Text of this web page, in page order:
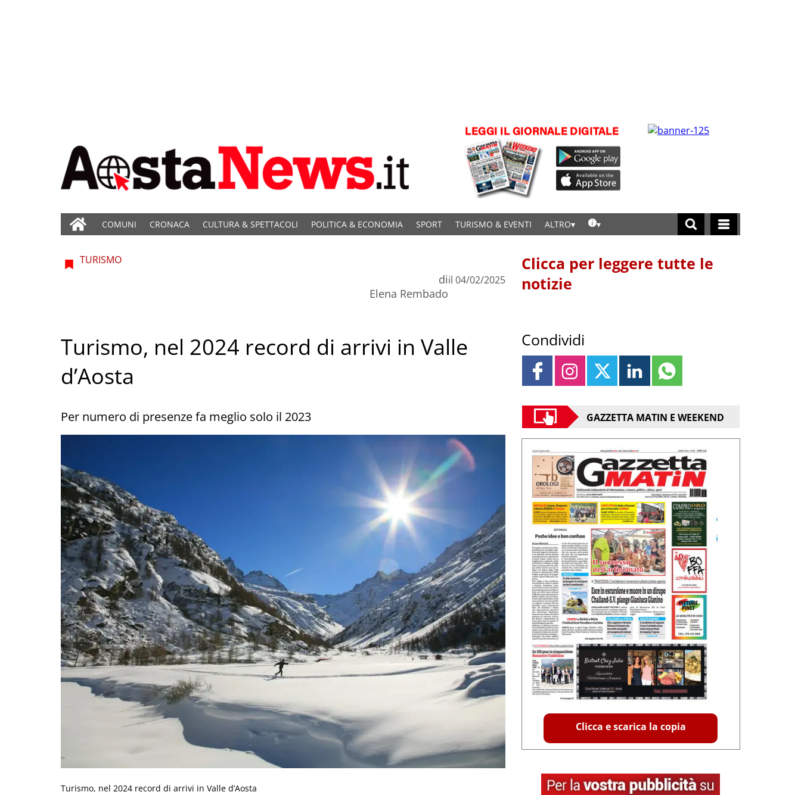
COMUNI CRONACA CULTURA & SPETTACOLI POLITICA & ECONOMIA SPORT TURISMO & EVENTI ALTRO
TURISMO
di
Elena Rembado
il 04/02/2025
Turismo, nel 2024 record di arrivi in Valle
d’Aosta
Per numero di presenze fa meglio solo il 2023
Turismo, nel 2024 record di arrivi in Valle d’Aosta
Clicca per leggere tutte le
notizie
Condividi
GAZZETTA MATIN E WEEKEND
Clicca e scarica la copia